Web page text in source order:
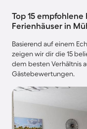
Top 15
Ferienhäuser in
Basierend auf einem
zeigen wir dir die 15
dem besten Verhältnis
Gästebewertungen.